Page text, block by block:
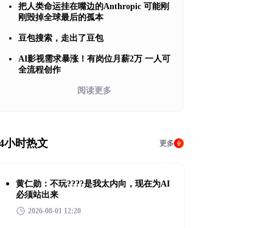
把人类命运挂在嘴边的Anthropic 可能刚
刚毁掉全球最后的孤本
豆包搜索，走出了豆包
AI影视需求暴涨！有岗位月薪2万 一人可
全流程创作
阅读更多
小时热文 更多
黄仁勋：不玩????是我太内向，现在为AI
必须站出来
2026-08-01 12:20